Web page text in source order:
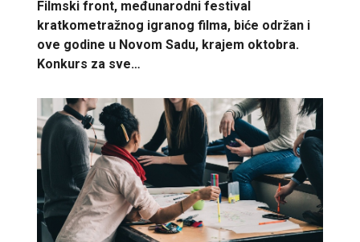
Filmski front, međunarodni festival
kratkometražnog igranog filma, biće održan i
ove godine u Novom Sadu, krajem oktobra.
Konkurs za sve…